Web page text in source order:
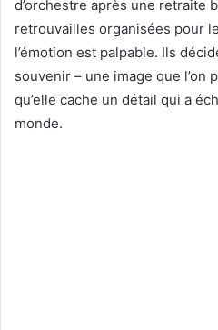
d’orchestre après une retraite
retrouvailles organisées pour
l’émotion est palpable. Ils
souvenir – une image que
qu’elle cache un détail qui a
monde.